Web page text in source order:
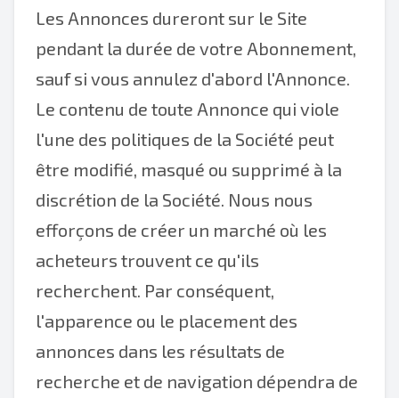
Les Annonces dureront sur le Site
pendant la durée de votre Abonnement,
sauf si vous annulez d'abord l'Annonce.
Le contenu de toute Annonce qui viole
l'une des politiques de la Société peut
être modifié, masqué ou supprimé à la
discrétion de la Société. Nous nous
efforçons de créer un marché où les
acheteurs trouvent ce qu'ils
recherchent. Par conséquent,
l'apparence ou le placement des
annonces dans les résultats de
recherche et de navigation dépendra de